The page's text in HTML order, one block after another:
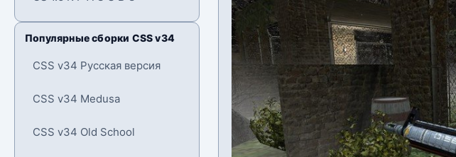
Популярные сборки CSS v34
CSS v34 Русская версия
CSS v34 Medusa
CSS v34 Old School